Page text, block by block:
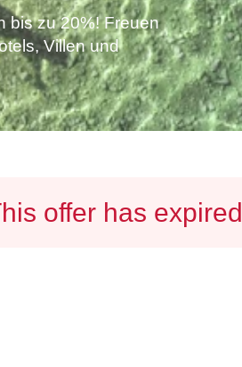
bis zu 20%! Freuen
Villen und
offer has expired